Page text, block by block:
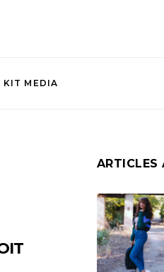
KIT MEDIA
ARTICLES